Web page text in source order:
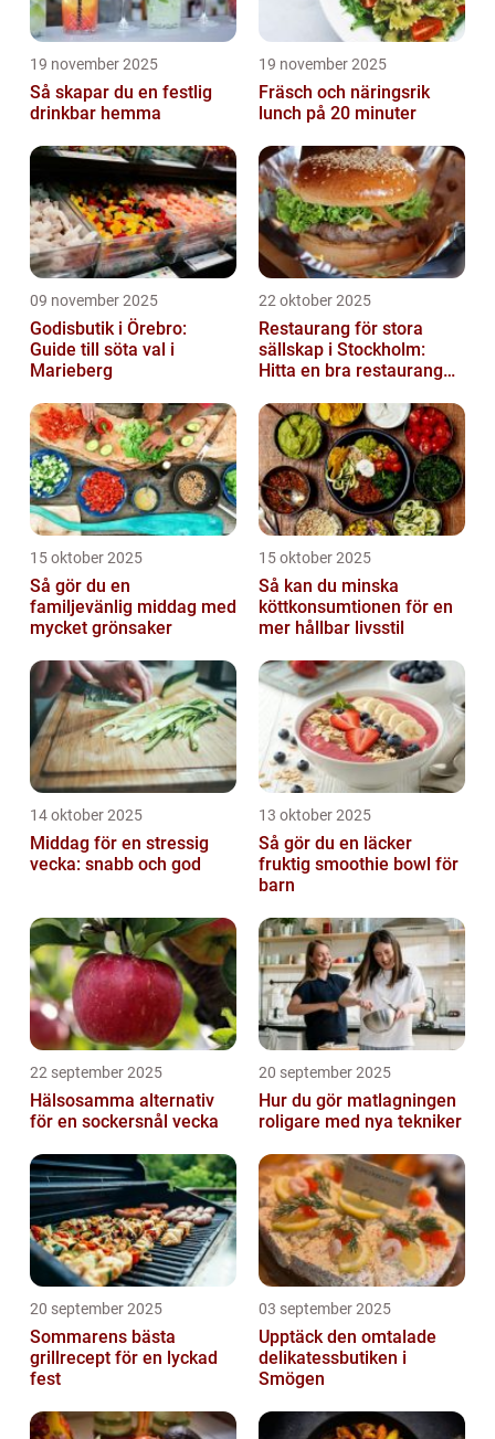
19 november 2025
Så skapar du en festlig
drinkbar hemma
19 november 2025
Fräsch och näringsrik
lunch på 20 minuter
09 november 2025
Godisbutik i Örebro:
Guide till söta val i
Marieberg
22 oktober 2025
Restaurang för stora
sällskap i Stockholm:
Hitta en bra restaurang
15 oktober 2025
Så gör du en
familjevänlig middag med
mycket grönsaker
15 oktober 2025
Så kan du minska
köttkonsumtionen för en
mer hållbar livsstil
14 oktober 2025
Middag för en stressig
vecka: snabb och god
13 oktober 2025
Så gör du en läcker
fruktig smoothie bowl för
barn
22 september 2025
Hälsosamma alternativ
för en sockersnål vecka
20 september 2025
Hur du gör matlagningen
roligare med nya tekniker
20 september 2025
Sommarens bästa
grillrecept för en lyckad
fest
03 september 2025
Upptäck den omtalade
delikatessbutiken i
Smögen